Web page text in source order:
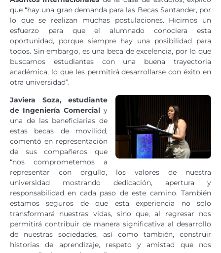
que “hay una gran demanda para las Becas Santander, por
lo que se realizan muchas postulaciones. Hicimos un
esfuerzo para que el alumnado conociera esta
oportunidad, porque siempre hay una posibilidad para
todos. Sin embargo, es una beca de excelencia, por lo que
buscamos estudiantes con una buena trayectoria
académica, lo que les permitirá desarrollarse con éxito en
otra universidad”.
Javiera Soza, estudiante
de Ingeniería Comercial y
una de las beneficiarias de
estas becas de movilidd,
comentó en representación
de sus compañeros que
“nos comprometemos a
representar con orgullo, los valores de nuestra
universidad mostrando dedicación, apertura y
responsabilidad en cada paso de este camino. También
estamos seguros de que esta experiencia no solo
transformará nuestras vidas, sino que, al regresar nos
permitirá contribuir de manera significativa al desarrollo
de nuestras sociedades, así como también, construir
historias de aprendizaje, respeto y amistad que nos